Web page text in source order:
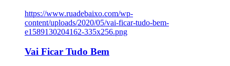
https://www.ruadebaixo.com/wp-
content/uploads/2020/05/vai-ficar-tudo-bem-
e1589130204162-335x256.png
Vai Ficar Tudo Bem